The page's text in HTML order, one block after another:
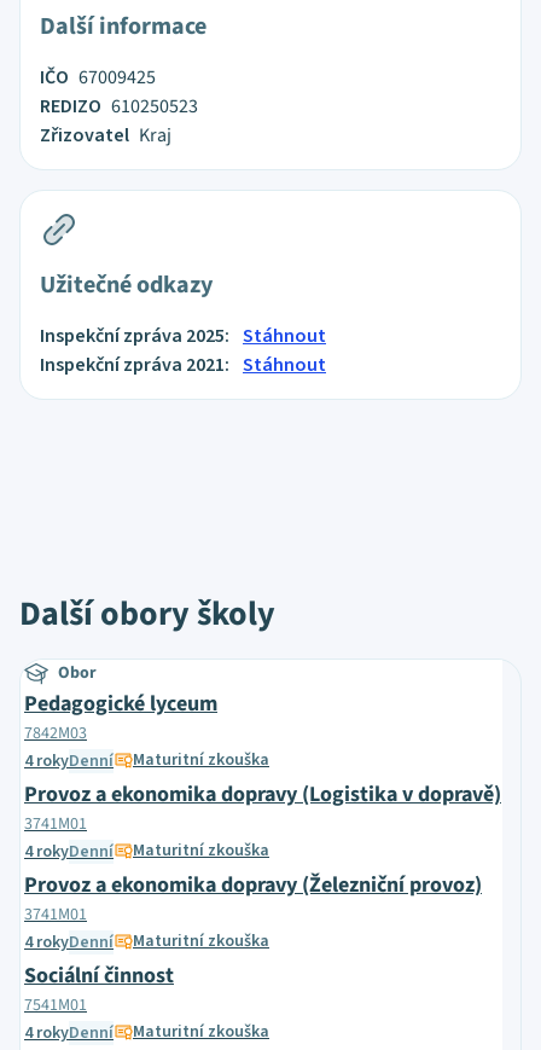
Další informace
IČO 67009425
REDIZO 610250523
Zřizovatel Kraj
Užitečné odkazy
Inspekční zpráva 2025: Stáhnout
Inspekční zpráva 2021: Stáhnout
Další obory školy
Obor
Pedagogické lyceum
7842M03
4 rokyDenní Maturitní zkouška
Provoz a ekonomika dopravy (Logistika v dopravě)
3741M01
4 rokyDenní Maturitní zkouška
Provoz a ekonomika dopravy (Železniční provoz)
3741M01
4 rokyDenní Maturitní zkouška
Sociální činnost
7541M01
4 rokyDenní Maturitní zkouška